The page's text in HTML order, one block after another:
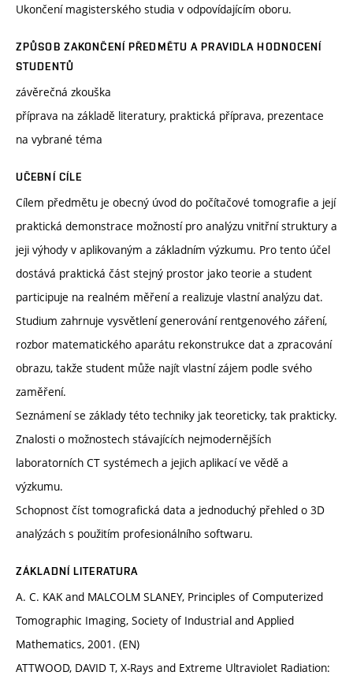
Ukončení magisterského studia v odpovídajícím oboru.
ZPŮSOB ZAKONČENÍ PŘEDMĚTU A PRAVIDLA HODNOCENÍ
STUDENTŮ
závěrečná zkouška
příprava na základě literatury, praktická příprava, prezentace
na vybrané téma
UČEBNÍ CÍLE
Cílem předmětu je obecný úvod do počítačové tomografie a její
praktická demonstrace možností pro analýzu vnitřní struktury a
jeji výhody v aplikovaným a základním výzkumu. Pro tento účel
dostává praktická část stejný prostor jako teorie a student
participuje na realném měření a realizuje vlastní analýzu dat.
Studium zahrnuje vysvětlení generování rentgenového záření,
rozbor matematického aparátu rekonstrukce dat a zpracování
obrazu, takže student může najít vlastní zájem podle svého
zaměření.
Seznámení se základy této techniky jak teoreticky, tak prakticky.
Znalosti o možnostech stávajících nejmodernějších
laboratorních CT systémech a jejich aplikací ve vědě a
výzkumu.
Schopnost číst tomografická data a jednoduchý přehled o 3D
analýzách s použitím profesionálního softwaru.
ZÁKLADNÍ LITERATURA
A. C. KAK and MALCOLM SLANEY, Principles of Computerized
Tomographic Imaging, Society of Industrial and Applied
Mathematics, 2001. (EN)
ATTWOOD, DAVID T, X-Rays and Extreme Ultraviolet Radiation: